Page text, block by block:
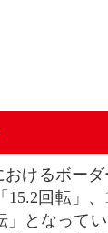
けるボーダ
15.2回転」
」となって